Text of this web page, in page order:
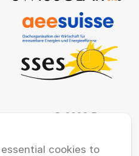
cookies to
© 2026 Renera